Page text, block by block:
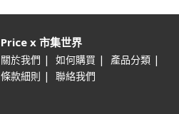
Price x 市集世界
關於我們 | 如何購買 | 產品分類 |
條款細則 | 聯絡我們